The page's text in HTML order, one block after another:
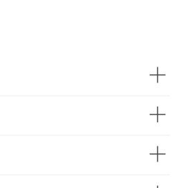
von CASEDO zieht der